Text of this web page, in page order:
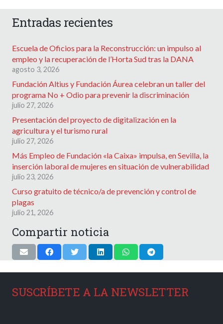
Entradas recientes
Escuela de Oficios para la Reconstrucción: un impulso al
empleo y la recuperación de l’Horta Sud tras la DANA
agosto 3, 2026
Fundación Altius y Fundación Áurea celebran un taller del
programa No + Odio para prevenir la discriminación
julio 27, 2026
Presentación del proyecto de digitalización en la
agricultura y el turismo rural
julio 27, 2026
Más Empleo de Fundación «la Caixa» impulsa, en Sevilla, la
inserción laboral de mujeres en situación de vulnerabilidad
julio 23, 2026
Curso gratuito de técnico/a de prevención y control de
plagas
julio 21, 2026
Compartir noticia
SUSCRÍBETE A LA NEWSLETTER